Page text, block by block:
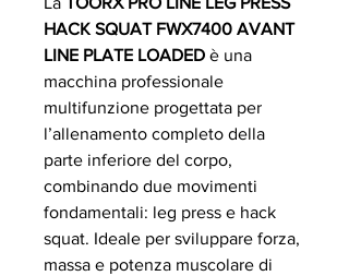
HACK SQUAT FWX7400 AVANT
LINE PLATE LOADED è una
macchina professionale
multifunzione progettata per
l’allenamento completo della
parte inferiore del corpo,
combinando due movimenti
fondamentali: leg press e hack
squat. Ideale per sviluppare forza,
massa e potenza muscolare di